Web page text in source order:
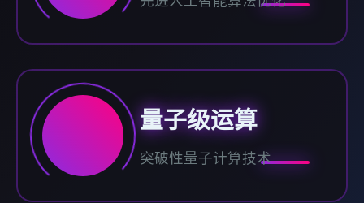
量子级运算
突破性量子计算技术